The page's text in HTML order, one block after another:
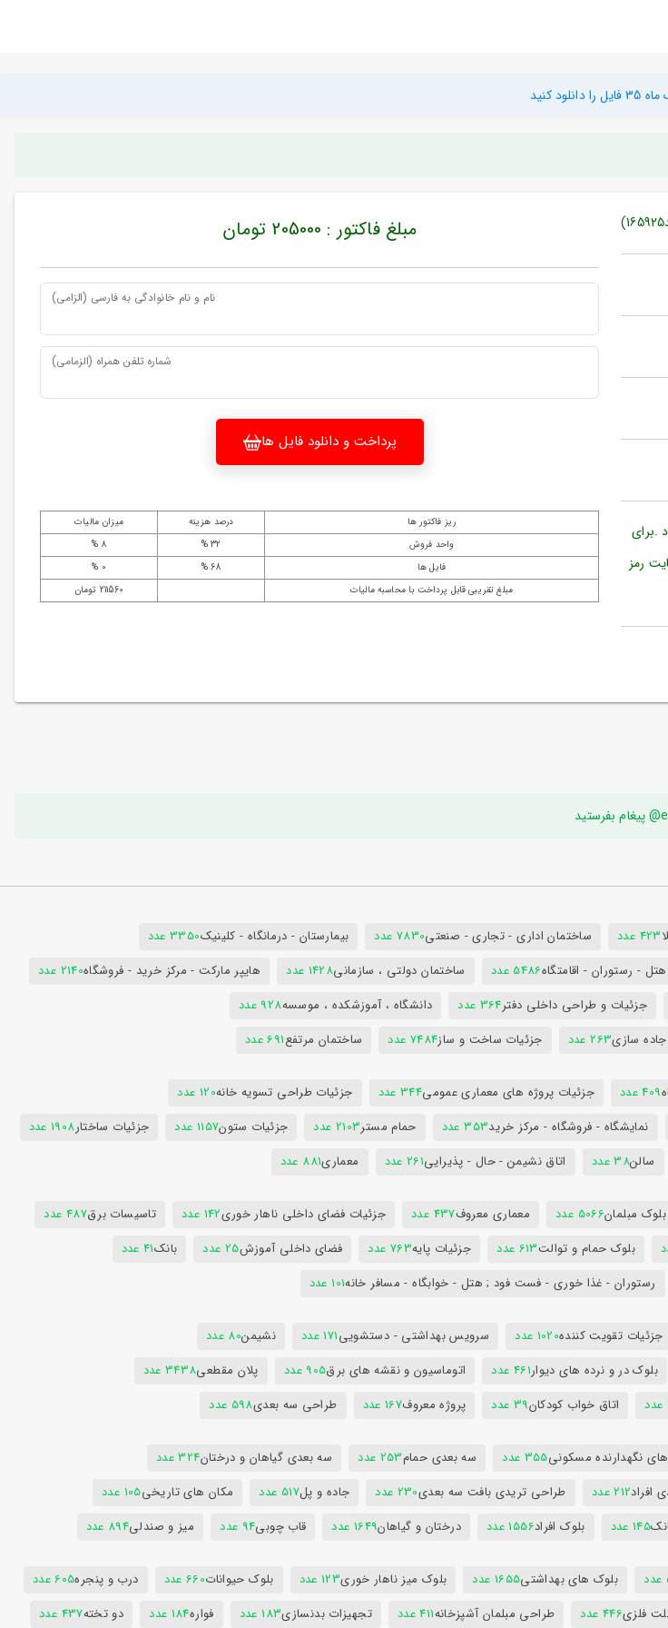
.برای
رمز
مبلغ فاکتور : 205000 تومان
نام و نام خانوادگی به فارسی (الزامی)
شماره تلفن همراه (الزمامی)
پرداخت و دانلود فایل ها
ریز فاکتور ها درصد هزینه
میزان مالیات
واحد فروش
32 %
8 %
فایل ها
68 %
0 %
مبلغ تقریبی قابل پرداخت با محاسبه مالیات
211560 تومان
423 عدد ساختمان اداری - تجاری - صنعتی7830 عدد بیمارستان - درمانگاه - کلینیک3350 عدد
هتل - رستوران - اقامتگاه5486 عدد ساختمان دولتی ، سازمانی1428 عدد هایپر مارکت - مرکز خرید - فروشگاه2140 عدد
جزئیات و طراحی داخلی دفتر364 عدد دانشگاه ، آموزشکده ، موسسه928 عدد
سازی263 عدد جزئیات ساخت و ساز7484 عدد ساختمان مرتفع691 عدد
409 عدد جزئیات پروژه های معماری عمومی344 عدد جزئیات طراحی تسویه خانه120 عدد
نمایشگاه - فروشگاه - مرکز خرید353 عدد حمام مستر2103 عدد جزئیات ستون1157 عدد جزئیات ساختار1908 عدد
سالن38 عدد اتاق نشیمن - حال - پذیرایی261 عدد معماری881 عدد
بلوک مبلمان5066 عدد معماری معروف437 عدد جزئیات فضای داخلی ناهار خوری142 عدد تاسیسات برق487 عدد
بلوک حمام و توالت613 عدد جزئیات پایه763 عدد فضای داخلی آموزش25 عدد بانک41 عدد
رستوران - غذا خوری - فست فود ; هتل - خوابگاه - مسافر خانه101 عدد
تقویت کننده1020 عدد سرویس بهداشتی - دستشویی171 عدد نشیمن80 عدد
بلوک در و نرده های دیوار461 عدد اتوماسیون و نقشه های برق905 عدد پلان مقطعی3438 عدد
اتاق خواب کودکان39 عدد پروژه معروف167 عدد طراحی سه بعدی598 عدد
نگهدارنده مسکونی355 عدد سه بعدی حمام253 عدد سه بعدی گیاهان و درختان324 عدد
افراد212 عدد طراحی تریدی بافت سه بعدی230 عدد جاده و پل517 عدد مکان های تاریخی105 عدد
145 عدد بلوک افراد1556 عدد درختان و گیاهان1649 عدد قاب چوبی94 عدد میز و صندلی894 عدد
بلوک های بهداشتی1655 عدد بلوک میز ناهار خوری123 عدد بلوک حیوانات660 عدد درب و پنجره605 عدد
فلزی446 عدد طراحی مبلمان آشپزخانه411 عدد تجهیزات بدنسازی183 عدد فواره184 عدد دو تخته437 عدد